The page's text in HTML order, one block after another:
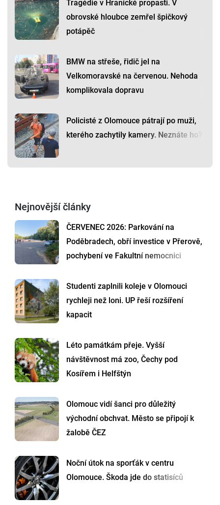
Tragédie v Hranické propasti. V
obrovské hloubce zemřel špičkový
potápěč
BMW na střeše, řidič jel na
Velkomoravské na červenou. Nehoda
komplikovala dopravu
Policisté z Olomouce pátrají po muži,
kterého zachytily kamery. Neznáte ho?
Nejnovější články
ČERVENEC 2026: Parkování na
Poděbradech, obří investice v Přerově,
pochybení ve Fakultní nemocnici
Studenti zaplnili koleje v Olomouci
rychleji než loni. UP řeší rozšíření
kapacit
Léto památkám přeje. Vyšší
návštěvnost má zoo, Čechy pod
Kosířem i Helfštýn
Olomouc vidí šanci pro důležitý
východní obchvat. Město se připojí k
žalobě ČEZ
Noční útok na sporťák v centru
Olomouce. Škoda jde do statisíců